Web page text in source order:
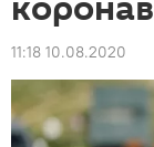
11:18 10.08.2020